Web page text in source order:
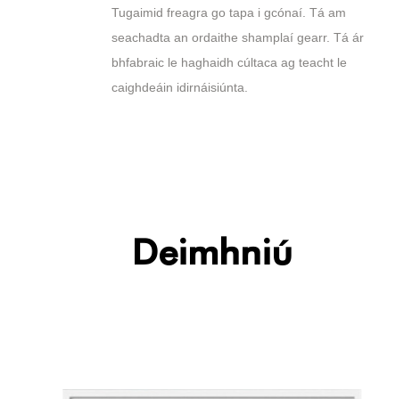
Tugaimid freagra go tapa i gcónaí. Tá am
seachadta an ordaithe shamplaí gearr. Tá ár
bhfabraic le haghaidh cúltaca ag teacht le
caighdeáin idirnáisiúnta.
Deimhniú